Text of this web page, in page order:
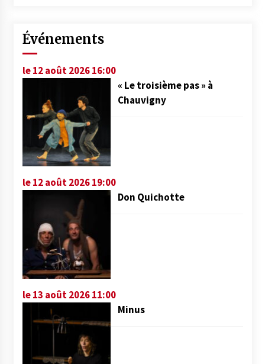
Événements
le 12 août 2026 16:00
« Le troisième pas » à
Chauvigny
le 12 août 2026 19:00
Don Quichotte
le 13 août 2026 11:00
Minus